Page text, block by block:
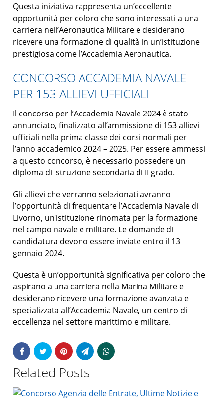
Questa iniziativa rappresenta un’eccellente
opportunità per coloro che sono interessati a una
carriera nell’Aeronautica Militare e desiderano
ricevere una formazione di qualità in un’istituzione
prestigiosa come l’Accademia Aeronautica.
CONCORSO ACCADEMIA NAVALE
PER 153 ALLIEVI UFFICIALI
Il concorso per l’Accademia Navale 2024 è stato
annunciato, finalizzato all’ammissione di 153 allievi
ufficiali nella prima classe dei corsi normali per
l’anno accademico 2024 – 2025. Per essere ammessi
a questo concorso, è necessario possedere un
diploma di istruzione secondaria di II grado.
Gli allievi che verranno selezionati avranno
l’opportunità di frequentare l’Accademia Navale di
Livorno, un’istituzione rinomata per la formazione
nel campo navale e militare. Le domande di
candidatura devono essere inviate entro il 13
gennaio 2024.
Questa è un’opportunità significativa per coloro che
aspirano a una carriera nella Marina Militare e
desiderano ricevere una formazione avanzata e
specializzata all’Accademia Navale, un centro di
eccellenza nel settore marittimo e militare.
Related Posts